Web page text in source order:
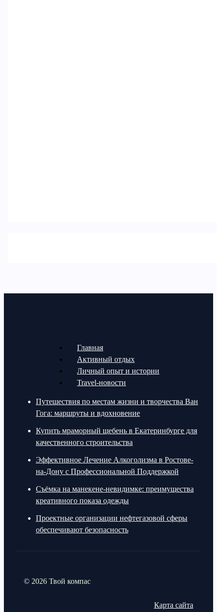
Главная
Активный отдых
Личный опыт и истории
Travel-новости
Путешествия по местам жизни и творчества Ван
Гога: маршруты и вдохновение
Купить мраморный щебень в Екатеринбурге для
качественного строительства
Эффективное Лечение Алкоголизма в Ростове-
на-Дону с Профессиональной Поддержкой
Съёмка на манекене-невидимке: преимущества
креативного показа одежды
Проектные организации нефтегазовой сферы
обеспечивают безопасность
© 2026 Твой компас
Карта сайта